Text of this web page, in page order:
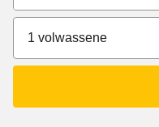
1 volwassene